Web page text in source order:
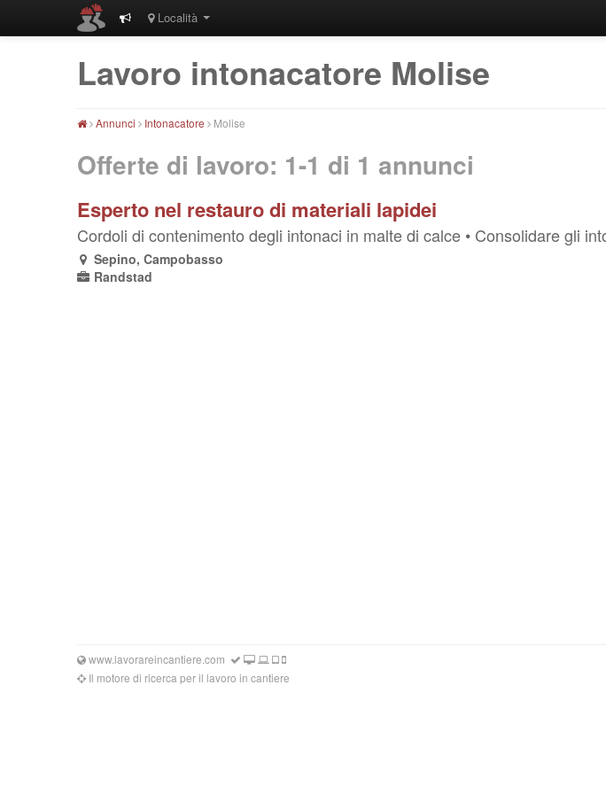
Località
Lavoro intonacatore Molise
Annunci Intonacatore Molise
Offerte di lavoro: 1-1 di 1 annunci
Esperto nel restauro di materiali lapidei
Cordoli di contenimento degli intonaci in malte di calce • Consolidare gli
Sepino, Campobasso
Randstad
www.lavorareincantiere.com
Il motore di ricerca per il lavoro in cantiere